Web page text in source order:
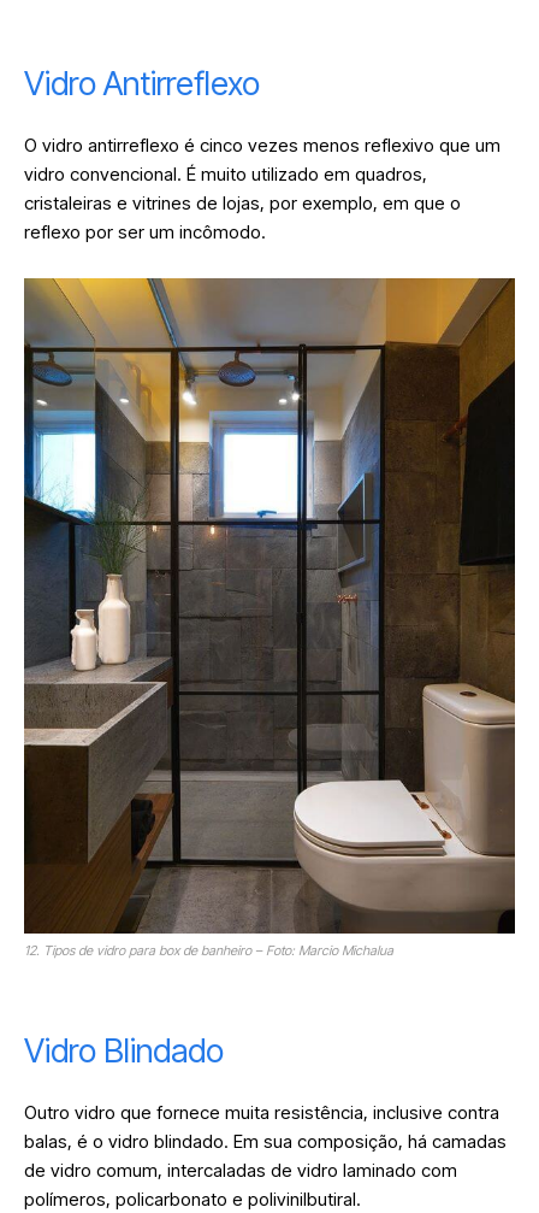
Vidro Antirreflexo
O vidro antirreflexo é cinco vezes menos reflexivo que um
vidro convencional. É muito utilizado em quadros,
cristaleiras e vitrines de lojas, por exemplo, em que o
reflexo por ser um incômodo.
12. Tipos de vidro para box de banheiro – Foto: Marcio Michalua
Vidro Blindado
Outro vidro que fornece muita resistência, inclusive contra
balas, é o vidro blindado. Em sua composição, há camadas
de vidro comum, intercaladas de vidro laminado com
polímeros, policarbonato e polivinilbutiral.